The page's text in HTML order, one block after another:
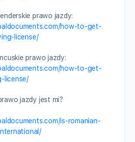
prawo jazdy:
how-to-get-
license/
prawo jazdy:
how-to-get-
license/
jazdy jest mi?
is-romanian-